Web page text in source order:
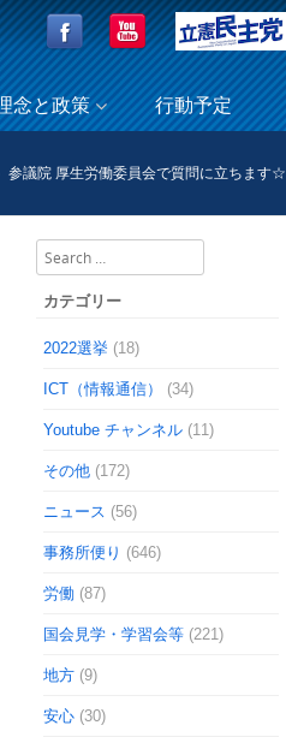
念と政策 行動予定
参議院 厚生労働委員会で質問に立ちます☆
Search
カテゴリー
2022選挙 (18)
ICT（情報通信） (34)
Youtube チャンネル (11)
その他 (172)
ニュース (56)
事務所便り (646)
労働 (87)
国会見学・学習会等 (221)
地方 (9)
安心 (30)